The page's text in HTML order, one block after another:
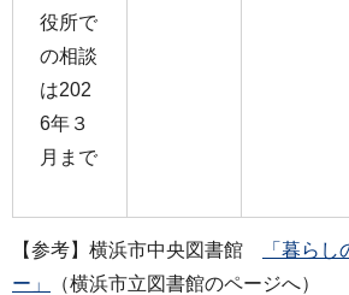
役所で
の相談
は202
6年３
月まで
【参考】横浜市中央図書館
「暮ら
ー」
（横浜市立図書館のページへ）